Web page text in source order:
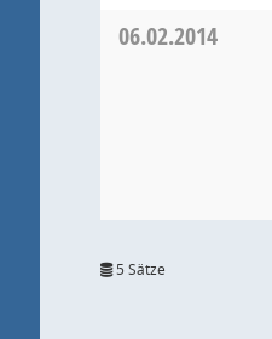
06.02.2014
5 Sätze